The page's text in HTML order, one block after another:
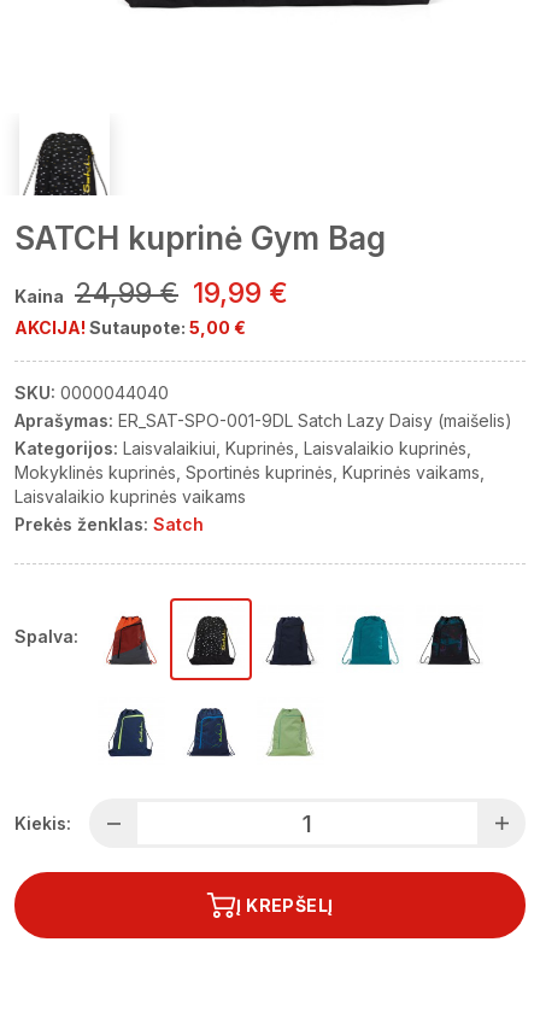
SATCH kuprinė Gym Bag
Kaina 24,99 € 19,99 €
AKCIJA! Sutaupote: 5,00 €
SKU: 0000044040
Aprašymas: ER_SAT-SPO-001-9DL Satch Lazy Daisy (maišelis)
Kategorijos: Laisvalaikiui Kuprinės Laisvalaikio kuprinės
Mokyklinės kuprinės Sportinės kuprinės Kuprinės vaikams
Laisvalaikio kuprinės vaikams
Prekės ženklas: Satch
Spalva:
Kiekis:
Į KREPŠELĮ